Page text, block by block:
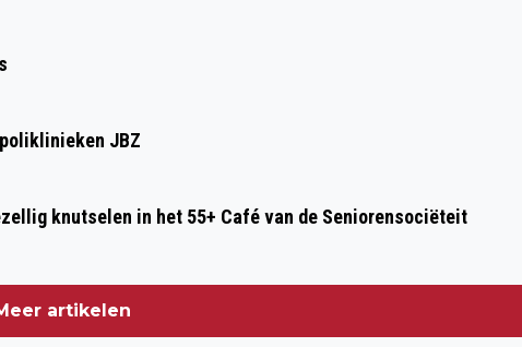
JBZ
knutselen in het 55+ Café van de Seniorensociëteit
artikelen